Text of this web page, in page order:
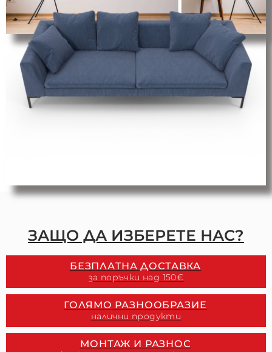
ЗАЩО ДА ИЗБЕРЕТЕ НАС?
БЕЗПЛАTНА ДОСТАВКА
за поръчки над 150€
ГОЛЯМО РАЗНООБРАЗИЕ
налични продукти
МОНТАЖ И РАЗНОС